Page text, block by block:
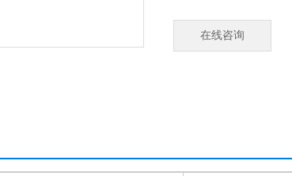
在线咨询